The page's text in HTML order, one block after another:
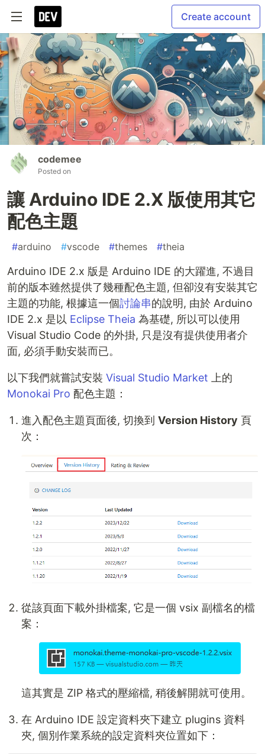
Create account
codemee
Posted on
讓 Arduino IDE 2.X 版使用其它
配色主題
#arduino #vscode #themes #theia
Arduino IDE 2.x 版是 Arduino IDE 的大躍進, 不過目
前的版本雖然提供了幾種配色主題, 但卻沒有安裝其它
主題的功能, 根據這一個討論串的說明, 由於 Arduino
IDE 2.x 是以 Eclipse Theia 為基礎, 所以可以使用
Visual Studio Code 的外掛, 只是沒有提供使用者介
面, 必須手動安裝而已。
以下我們就嘗試安裝 Visual Studio Market 上的
Monokai Pro 配色主題：
進入配色主題頁面後, 切換到 Version History 頁
次：
從該頁面下載外掛檔案, 它是一個 vsix 副檔名的檔
案：
這其實是 ZIP 格式的壓縮檔, 稍後解開就可使用。
在 Arduino IDE 設定資料夾下建立 plugins 資料
夾, 個別作業系統的設定資料夾位置如下：